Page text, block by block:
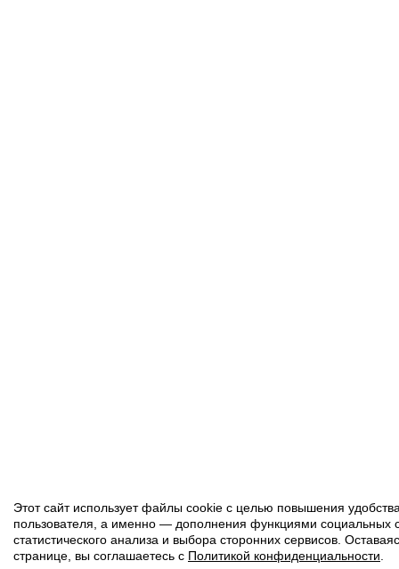
Этот сайт использует файлы cookie с целью повышения
пользователя, а именно — дополнения функциями социальных
статистического анализа и выбора сторонних сервисов.
странице, вы соглашаетесь с Политикой конфиденциальности